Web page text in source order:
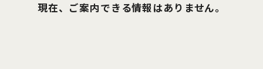
現在、ご案内できる情報はありません。